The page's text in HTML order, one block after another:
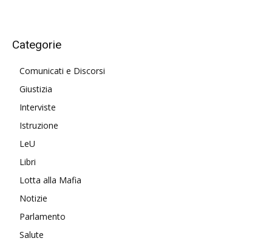
Categorie
Comunicati e Discorsi
Giustizia
Interviste
Istruzione
LeU
Libri
Lotta alla Mafia
Notizie
Parlamento
Salute